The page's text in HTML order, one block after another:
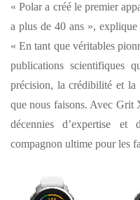
« Polar a créé le premier
a plus de 40 ans »,
« En tant que véritables
publications scientifiques
précision, la crédibilité et
que nous faisons. Avec Grit
décennies d’expertise et
compagnon ultime pour les
Polar-